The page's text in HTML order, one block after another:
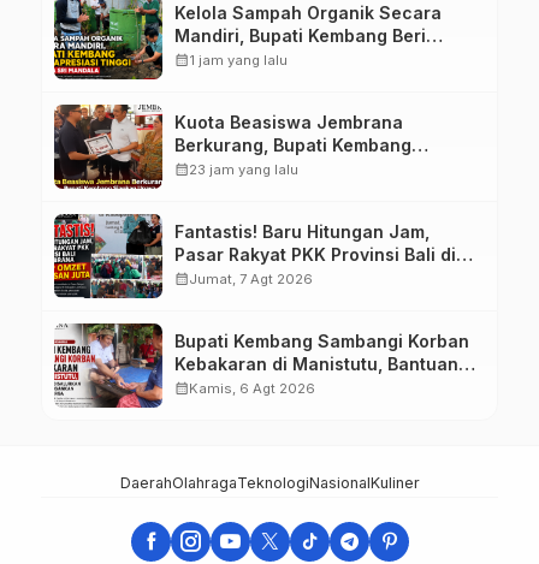
Kelola Sampah Organik Secara
Mandiri, Bupati Kembang Beri
Apresiasi Tinggi Warga Sri
calendar_month1 jam yang lalu
Kuota Beasiswa Jembrana
Berkurang, Bupati Kembang
Siapkan Upaya Penambahan di
calendar_month23 jam yang lalu
Fantastis! Baru Hitungan Jam,
Pasar Rakyat PKK Provinsi Bali di
Jembrana Raup Omzet Ratusan
calendar_monthJumat, 7 Agt 2026
Bupati Kembang Sambangi Korban
Kebakaran di Manistutu, Bantuan
Disalurkan untuk Ringankan Beban
calendar_monthKamis, 6 Agt 2026
DaerahOlahragaTeknologiNasionalKuliner